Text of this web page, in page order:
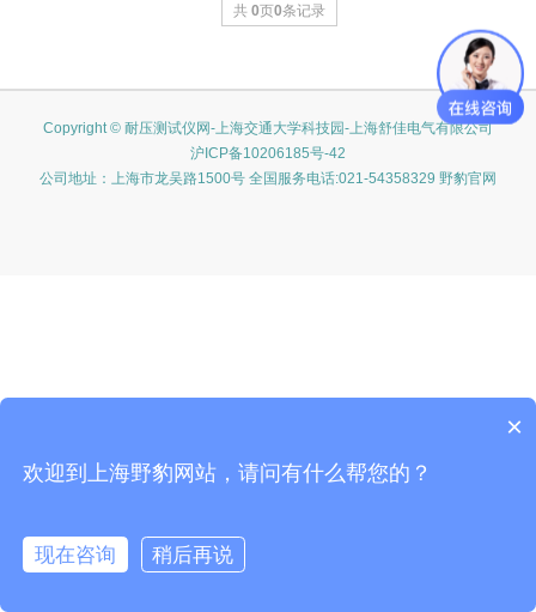
共0页0条记录
Copyright © 耐压测试仪网-上海交通大学科技园-上海舒佳电气有限公司
沪ICP备10206185号-42
公司地址：上海市龙吴路1500号 全国服务电话:021-54358329 野豹官网
×
欢迎到上海野豹网站，请问有什么帮您的？
现在咨询
稍后再说
在线咨询